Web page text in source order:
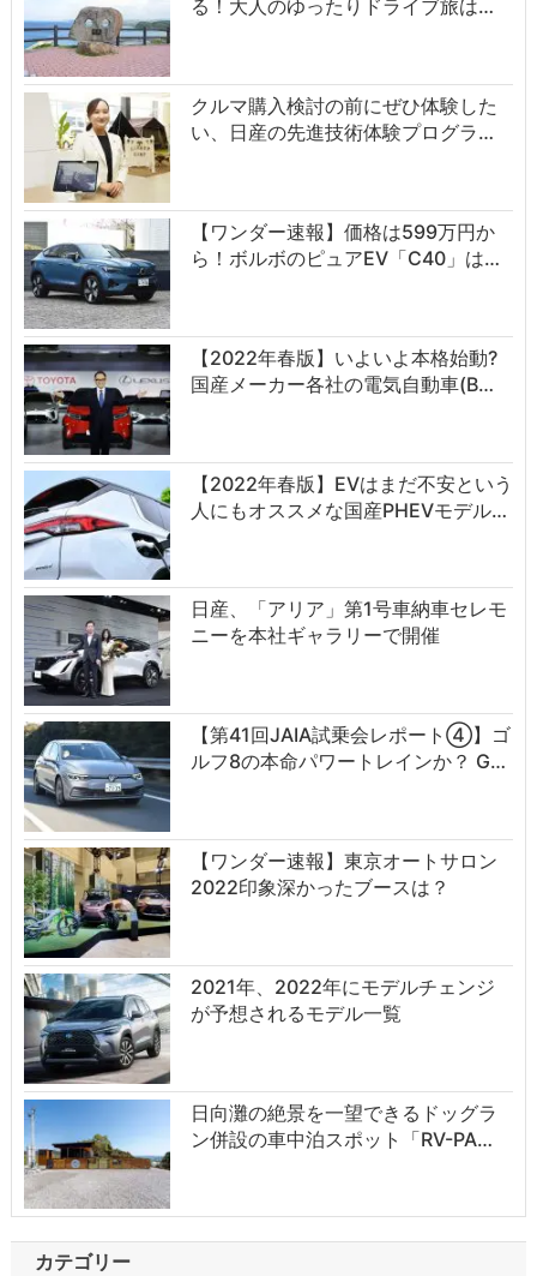
る！大人のゆったりドライブ旅は…
クルマ購入検討の前にぜひ体験した
い、日産の先進技術体験プログラ…
【ワンダー速報】価格は599万円か
ら！ボルボのピュアEV「C40」は…
【2022年春版】いよいよ本格始動?
国産メーカー各社の電気自動車(B…
【2022年春版】EVはまだ不安という
人にもオススメな国産PHEVモデル…
日産、「アリア」第1号車納車セレモ
ニーを本社ギャラリーで開催
【第41回JAIA試乗会レポート④】ゴ
ルフ8の本命パワートレインか？ G…
【ワンダー速報】東京オートサロン
2022印象深かったブースは？
2021年、2022年にモデルチェンジ
が予想されるモデル一覧
日向灘の絶景を一望できるドッグラ
ン併設の車中泊スポット「RV-PA…
カテゴリー